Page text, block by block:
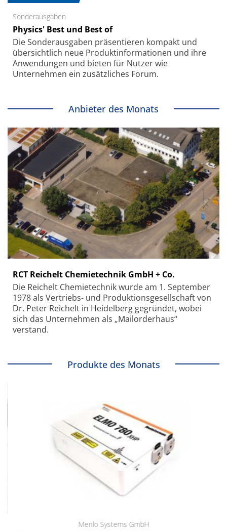
Sonderausgaben
Physics' Best und Best of
Die Sonder­ausgaben präsentieren kompakt und
übersichtlich neue Produkt­informationen und ihre
Anwendungen und bieten für Nutzer wie
Unternehmen ein zusätzliches Forum.
Anbieter des Monats
RCT Reichelt Chemietechnik GmbH + Co.
Die Reichelt Chemietechnik wurde am 1. September
1978 als Vertriebs- und Produktionsgesellschaft von
Dr. Peter Reichelt in Heidelberg gegründet, wobei
sich das Unternehmen als „Mailorderhaus“
verstand.
Produkte des Monats
Menlo Systems GmbH